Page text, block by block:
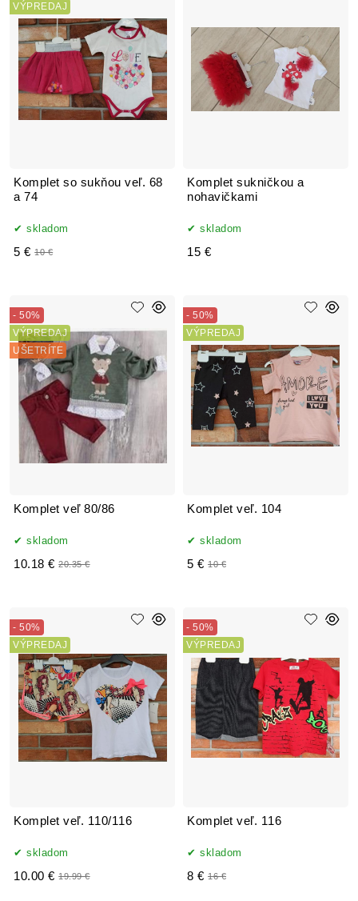
Komplet so sukňou veľ. 68
a 74
VÝPREDAJ
skladom
5 € 10 €
Komplet sukničkou a
nohavičkami
skladom
15 €
Komplet veľ 80/86
- 50%
VÝPREDAJ
UŠETRÍTE
skladom
10.18 € 20.35 €
Komplet veľ. 104
- 50%
VÝPREDAJ
skladom
5 € 10 €
Komplet veľ. 110/116
- 50%
VÝPREDAJ
skladom
10.00 € 19.99 €
Komplet veľ. 116
- 50%
VÝPREDAJ
skladom
8 € 16 €